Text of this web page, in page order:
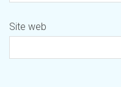
Site web